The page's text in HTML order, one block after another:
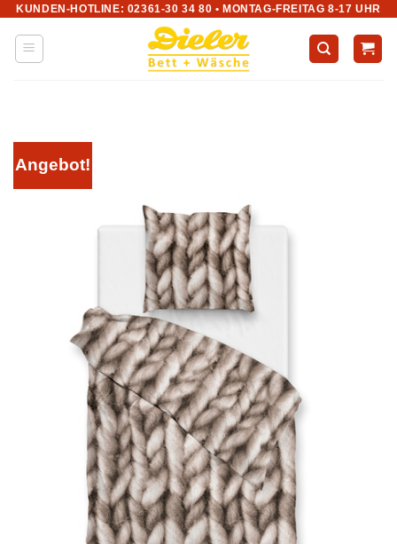
Zum
Inhalt
springen
KUNDEN-HOTLINE: 02361-30 34 80 • MONTAG-FREITAG 8-17 UHR
Angebot!